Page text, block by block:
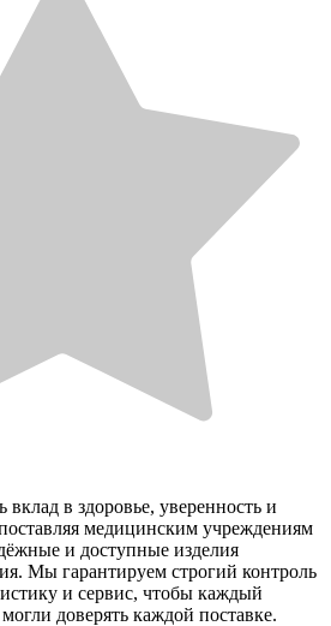
в здоровье, уверенность и
медицинским учреждениям
и доступные изделия
Мы гарантируем строгий контроль
и сервис, чтобы каждый
доверять каждой поставке.